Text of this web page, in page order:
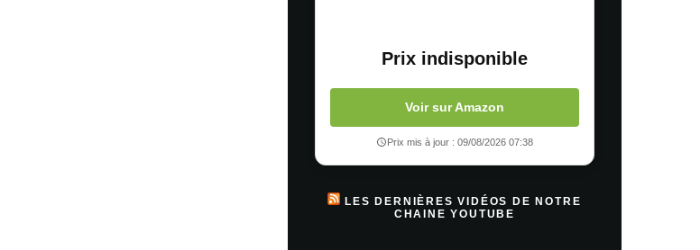
Prix indisponible
Voir sur Amazon
Prix mis à jour : 09/08/2026 07:38
LES DERNIÈRES VIDÉOS DE NOTRE
CHAINE YOUTUBE